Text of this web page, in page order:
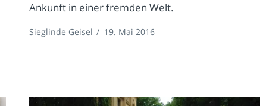
Ankunft in einer fremden Welt.
Sieglinde Geisel / 19. Mai 2016